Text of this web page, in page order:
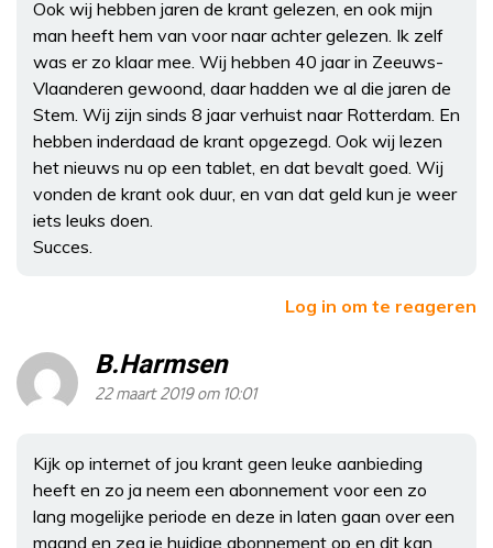
Ook wij hebben jaren de krant gelezen, en ook mijn
man heeft hem van voor naar achter gelezen. Ik zelf
was er zo klaar mee. Wij hebben 40 jaar in Zeeuws-
Vlaanderen gewoond, daar hadden we al die jaren de
Stem. Wij zijn sinds 8 jaar verhuist naar Rotterdam. En
hebben inderdaad de krant opgezegd. Ook wij lezen
het nieuws nu op een tablet, en dat bevalt goed. Wij
vonden de krant ook duur, en van dat geld kun je weer
iets leuks doen.
Succes.
Log in om te reageren
B.Harmsen
22 maart 2019 om 10:01
Kijk op internet of jou krant geen leuke aanbieding
heeft en zo ja neem een abonnement voor een zo
lang mogelijke periode en deze in laten gaan over een
maand en zeg je huidige abonnement op en dit kan